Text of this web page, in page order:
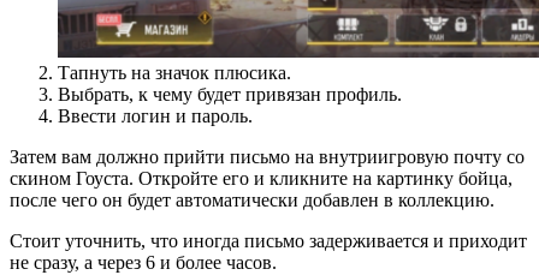
Тапнуть на значок плюсика.
Выбрать, к чему будет привязан профиль.
Ввести логин и пароль.
Затем вам должно прийти письмо на внутриигровую почту со
скином Гоуста. Откройте его и кликните на картинку бойца,
после чего он будет автоматически добавлен в коллекцию.
Стоит уточнить, что иногда письмо задерживается и приходит
не сразу, а через 6 и более часов.